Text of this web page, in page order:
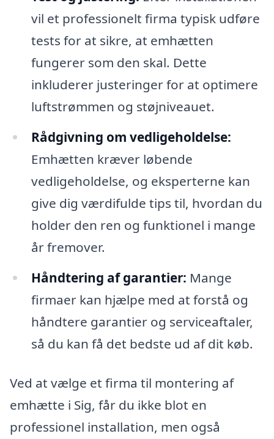
vil et professionelt firma typisk udføre
tests for at sikre, at emhætten
fungerer som den skal. Dette
inkluderer justeringer for at optimere
luftstrømmen og støjniveauet.
Rådgivning om vedligeholdelse:
Emhætten kræver løbende
vedligeholdelse, og eksperterne kan
give dig værdifulde tips til, hvordan du
holder den ren og funktionel i mange
år fremover.
Håndtering af garantier: Mange
firmaer kan hjælpe med at forstå og
håndtere garantier og serviceaftaler,
så du kan få det bedste ud af dit køb.
Ved at vælge et firma til montering af
emhætte i Sig, får du ikke blot en
professionel installation, men også